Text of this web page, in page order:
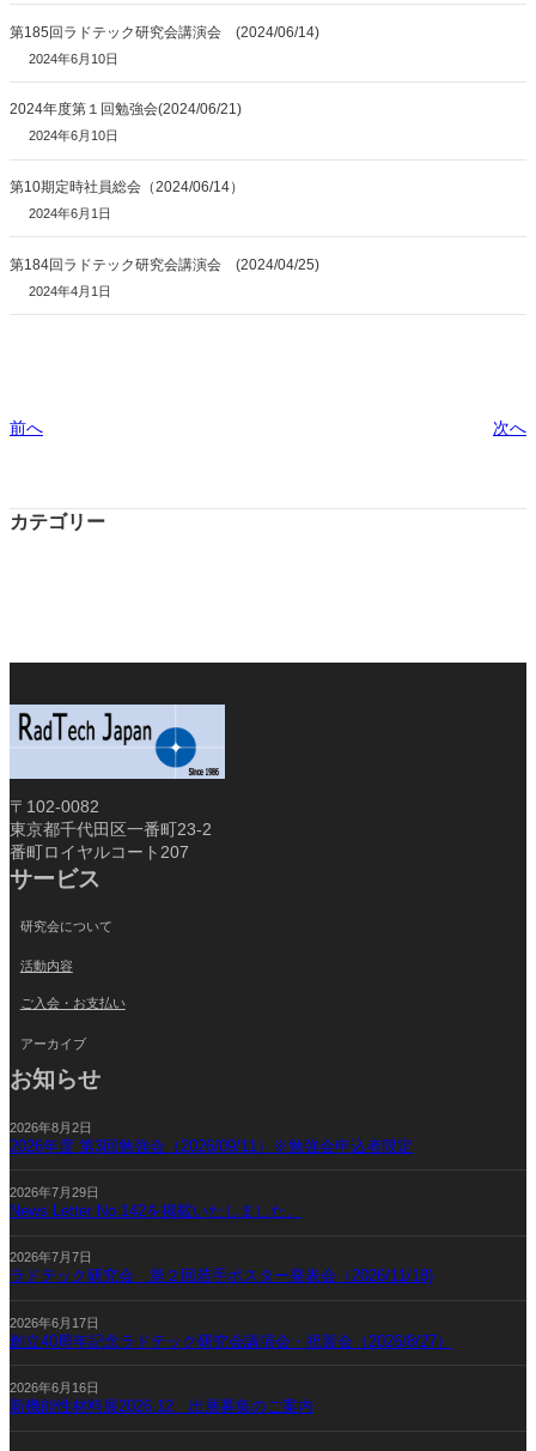
第185回ラドテック研究会講演会 (2024/06/14)
2024年6月10日
2024年度第１回勉強会(2024/06/21)
2024年6月10日
第10期定時社員総会（2024/06/14）
2024年6月1日
第184回ラドテック研究会講演会 (2024/04/25)
2024年4月1日
前へ 次へ
カテゴリー
〒102-0082
東京都千代田区一番町23-2
番町ロイヤルコート207
サービス
研究会について
活動内容
ご入会・お支払い
アーカイブ
お知らせ
2026年8月2日
2026年度 第3回勉強会（2026/09/11）※勉強会申込者限定
2026年7月29日
News Letter No.142を掲載いたしました。
2026年7月7日
ラドテック研究会 第２回若手ポスター発表会（2026/11/18)
2026年6月17日
創立40周年記念ラドテック研究会講演会・祝賀会（2026/8/27）
2026年6月16日
新機能性材料展2026.12 出展募集のご案内